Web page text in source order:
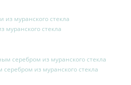
муранского стекла
из муранского стекла